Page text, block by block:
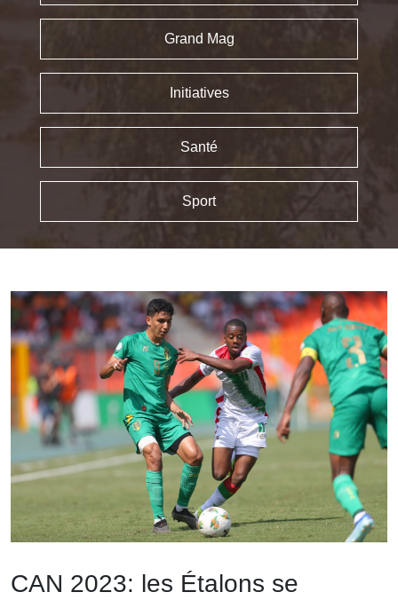
Grand Mag
Initiatives
Santé
Sport
CAN 2023: les Étalons se